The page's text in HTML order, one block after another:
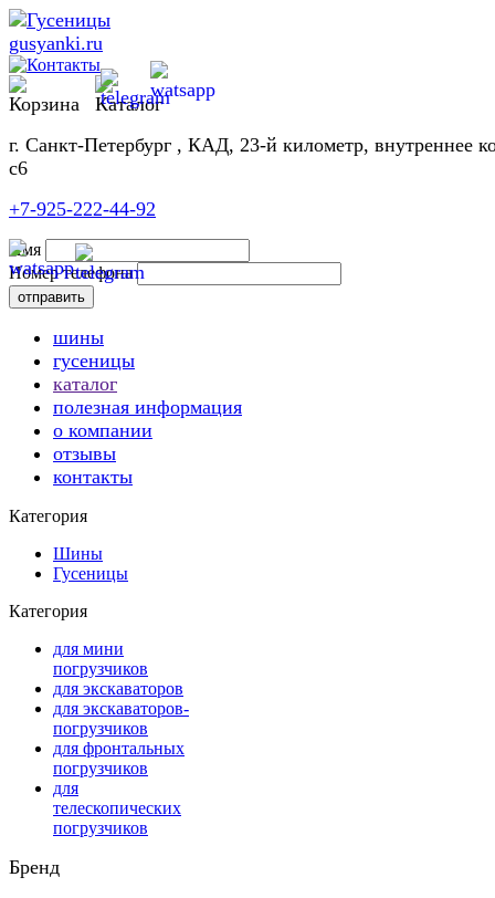
г. Санкт-Петербург , КАД, 23-й километр, внутреннее
с6
+7-925-222-44-92
Имя
Номер телефона
шины
гусеницы
каталог
полезная информация
о компании
отзывы
контакты
Категория
Шины
Гусеницы
Категория
для мини
погрузчиков
для экскаваторов
для экскаваторов-
погрузчиков
для фронтальных
погрузчиков
для
телескопических
погрузчиков
Бренд